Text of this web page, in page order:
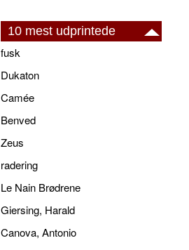
10 mest udprintede
fusk
Dukaton
Camée
Benved
Zeus
radering
Le Nain Brødrene
Giersing, Harald
Canova, Antonio